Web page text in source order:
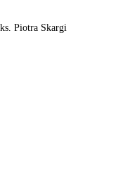
Piotra Skargi